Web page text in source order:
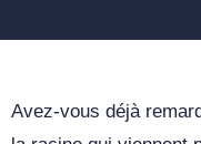
Avez-vous déjà